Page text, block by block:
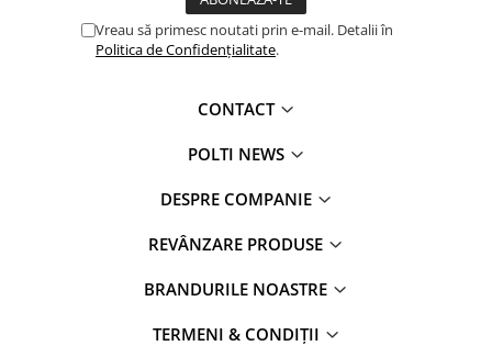
Vreau să primesc noutati prin e-mail. Detalii în
Politica de Confidențialitate.
CONTACT
POLTI NEWS
DESPRE COMPANIE
REVÂNZARE PRODUSE
BRANDURILE NOASTRE
TERMENI & CONDIȚII